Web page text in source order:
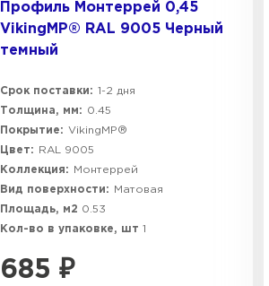
Профиль Монтеррей 0,45
VikingMP® RAL 9005 Черный
темный
Срок поставки: 1-2 дня
Толщина, мм:
0.45
Покрытие: VikingMP®
Цвет:
RAL 9005
Коллекция:
Монтеррей
Вид поверхности:
Матовая
Площадь, м2 0.53
Кол-во в упаковке, шт 1
685 ₽